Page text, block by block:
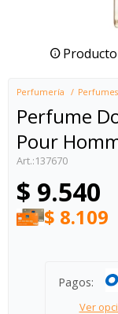
Perfumería
Perfume
Pour
137670
$ 9.540
$ 8.109
Pagos:
Ver